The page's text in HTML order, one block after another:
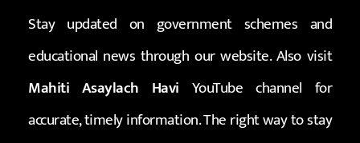
Stay updated on government schemes and
educational news through our website. Also visit
Mahiti Asaylach Havi YouTube channel for
accurate, timely information. The right way to stay